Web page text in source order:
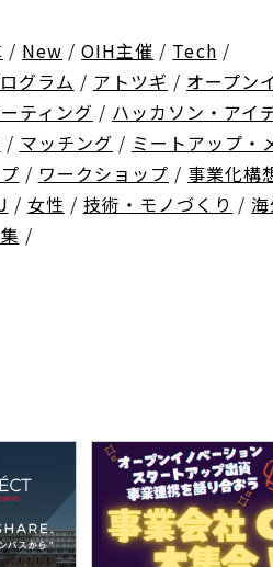
/ New / OIH主催 / Tech /
グラム / アトツギ / オープン
ティング / ハッカソン・アイ
/ マッチング / ミートアップ・
/ ワークショップ / 事業化構
/ 女性 / 技術・モノづくり /
/